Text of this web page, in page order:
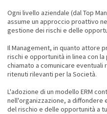
Ogni livello aziendale (dal Top
assume un approccio proattivo
gestione dei rischi e delle
Il Management, in quanto attore
rischi e opportunità in linea con
chiamato a comunicare
ritenuti rilevanti per la Società.
L'adozione di un modello ERM
nell'organizzazione, a diffondere
del rischio e delle opportunità a